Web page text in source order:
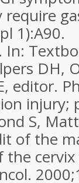
require
1):A90.
In:
DH,
editor.
injury;
S,
of the
the
2000;